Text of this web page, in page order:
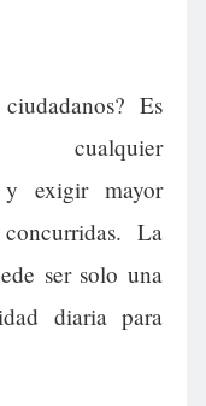
Es
cualquier
y exigir mayor
La
ser solo una
diaria para